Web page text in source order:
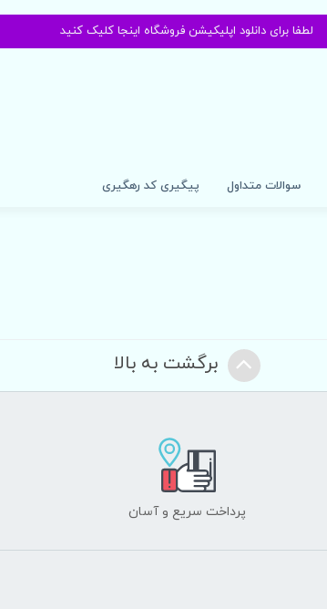
لطفا برای دانلود اپلیکیشن فروشگاه اینجا کلیک کنید
سوالات متداول پیگیری کد رهگیری
برگشت به بالا
پرداخت سریع و آسان